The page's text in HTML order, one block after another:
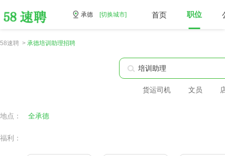
承德 [切换城市] 首页 职位
58速聘 > 承德培训助理招聘
货运司机 文员
地点： 全承德
福利：